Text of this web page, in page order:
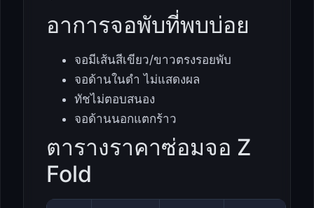
อาการจอพับที่พบบ่อย
จอมีเส้นสีเขียว/ขาวตรงรอยพับ
จอด้านในดำ ไม่แสดงผล
ทัชไม่ตอบสนอง
จอด้านนอกแตกร้าว
ตารางราคาซ่อมจอ Z
Fold